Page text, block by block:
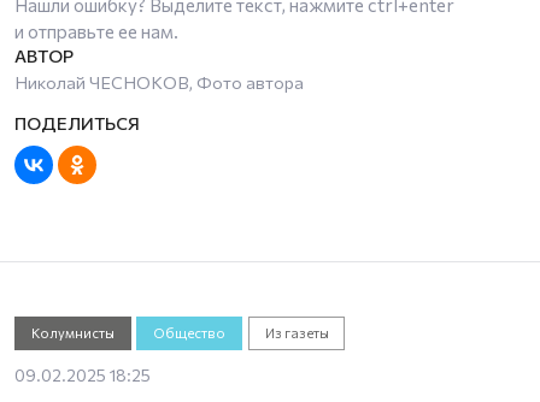
Нашли ошибку? Выделите текст, нажмите ctrl+enter
и отправьте ее нам.
Николай ЧЕСНОКОВ, Фото автора
Колумнисты Общество Из газеты
09.02.2025 18:25